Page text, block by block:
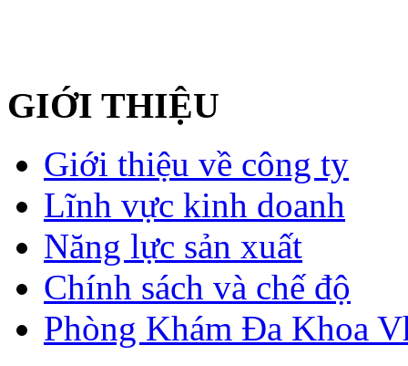
GIỚI THIỆU
Giới thiệu về công ty
Lĩnh vực kinh doanh
Năng lực sản xuất
Chính sách và chế độ
Phòng Khám Đa Khoa